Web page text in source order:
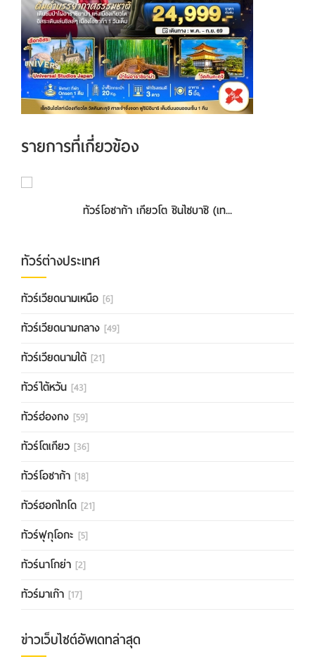
รายการที่เกี่ยวข้อง
ทัวร์โอซาก้า เกียวโต ชินไซบาชิ (เท...
ทัวร์ต่างประเทศ
ทัวร์เวียดนามเหนือ [6]
ทัวร์เวียดนามกลาง [49]
ทัวร์เวียดนามใต้ [21]
ทัวร์ไต้หวัน [43]
ทัวร์ฮ่องกง [59]
ทัวร์โตเกียว [36]
ทัวร์โอซาก้า [18]
ทัวร์ฮอกไกโด [21]
ทัวร์ฟุกุโอกะ [5]
ทัวร์นาโกย่า [2]
ทัวร์มาเก๊า [17]
ข่าวเว็บไซต์อัพเดทล่าสุด